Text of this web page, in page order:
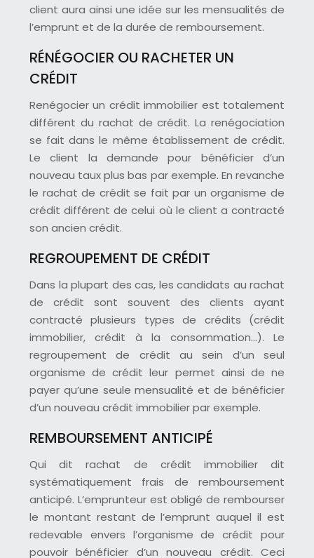
client aura ainsi une idée sur les mensualités de
l’emprunt et de la durée de remboursement.
RÉNÉGOCIER OU RACHETER UN
CRÉDIT
Renégocier un crédit immobilier est totalement
différent du rachat de crédit. La renégociation
se fait dans le même établissement de crédit.
Le client la demande pour bénéficier d’un
nouveau taux plus bas par exemple. En revanche
le rachat de crédit se fait par un organisme de
crédit différent de celui où le client a contracté
son ancien crédit.
REGROUPEMENT DE CRÉDIT
Dans la plupart des cas, les candidats au rachat
de crédit sont souvent des clients ayant
contracté plusieurs types de crédits (crédit
immobilier, crédit à la consommation…). Le
regroupement de crédit au sein d’un seul
organisme de crédit leur permet ainsi de ne
payer qu’une seule mensualité et de bénéficier
d’un nouveau crédit immobilier par exemple.
REMBOURSEMENT ANTICIPÉ
Qui dit rachat de crédit immobilier dit
systématiquement frais de remboursement
anticipé. L’emprunteur est obligé de rembourser
le montant restant de l’emprunt auquel il est
redevable envers l’organisme de crédit pour
pouvoir bénéficier d’un nouveau crédit. Ceci